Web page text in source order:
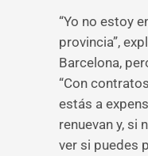
“Yo no estoy
provincia”,
Barcelona,
“Con
estás a
renuevan y, si
ver si puedes